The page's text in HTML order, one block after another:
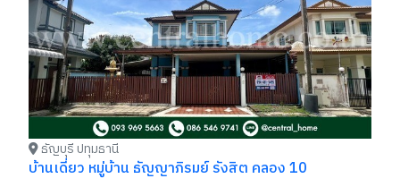
ธัญบุรี ปทุมธานี
บ้านเดี่ยว หมู่บ้าน ธัญญาภิรมย์ รังสิต คลอง 10